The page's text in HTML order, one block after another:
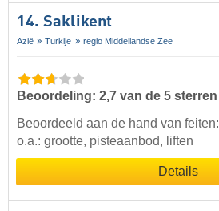
14. Saklikent
Azië Turkije regio Middellandse Zee
Beoordeling: 2,7 van de 5 sterren
Beoordeeld aan de hand van feiten:
o.a.: grootte, pisteaanbod, liften
Details